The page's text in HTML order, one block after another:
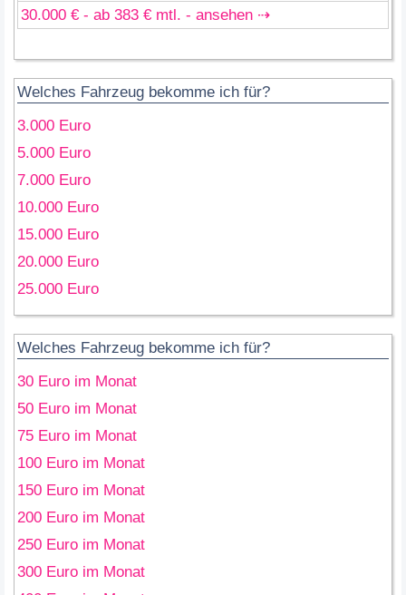
30.000 € - ab 383 € mtl. - ansehen ⇢
Welches Fahrzeug bekomme ich für?
3.000 Euro
5.000 Euro
7.000 Euro
10.000 Euro
15.000 Euro
20.000 Euro
25.000 Euro
Welches Fahrzeug bekomme ich für?
30 Euro im Monat
50 Euro im Monat
75 Euro im Monat
100 Euro im Monat
150 Euro im Monat
200 Euro im Monat
250 Euro im Monat
300 Euro im Monat